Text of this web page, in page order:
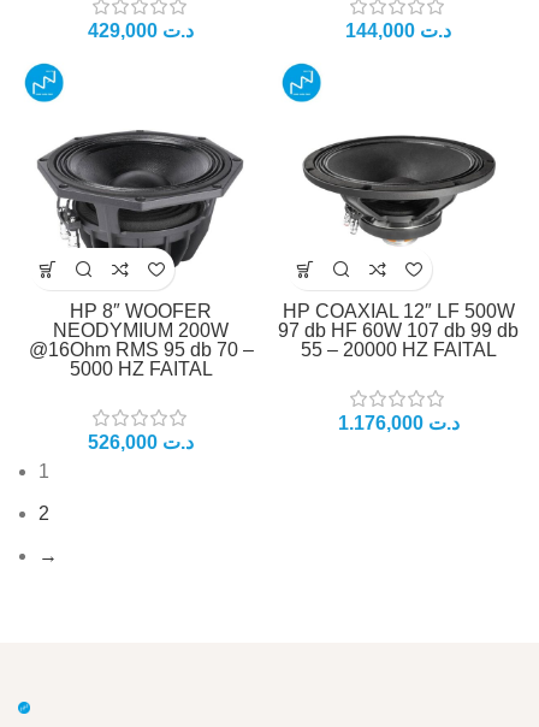
د.ت د.ت
HP 8″ WOOFER
NEODYMIUM 200W
@16Ohm RMS 95 db 70 –
5000 HZ FAITAL
د.ت
HP COAXIAL 12″ LF 500W
97 db HF 60W 107 db 99 db
55 – 20000 HZ FAITAL
د.ت
1
2
→